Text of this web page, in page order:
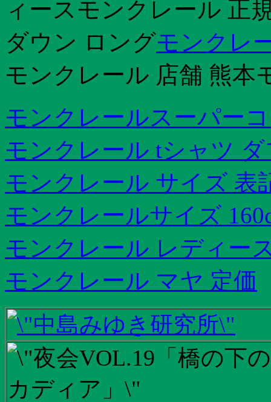
ィースモンクレール 正
ダウン ロングモンクレ
モンクレール 店舗 熊本
モンクレールスーパー
モンクレール tシャツ
モンクレール サイズ 表
モンクレールサイズ
モンクレール レディー
モンクレール マヤ 定価